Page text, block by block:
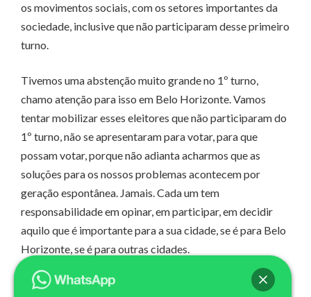
os movimentos sociais, com os setores importantes da
sociedade, inclusive que não participaram desse primeiro
turno.
Tivemos uma abstenção muito grande no 1º turno,
chamo atenção para isso em Belo Horizonte. Vamos
tentar mobilizar esses eleitores que não participaram do
1º turno, não se apresentaram para votar, para que
possam votar, porque não adianta acharmos que as
soluções para os nossos problemas acontecem por
geração espontânea. Jamais. Cada um tem
responsabilidade em opinar, em participar, em decidir
aquilo que é importante para a sua cidade, se é para Belo
Horizonte, se é para outras cidades.
Nossa campanha vai ser de mobilização, de